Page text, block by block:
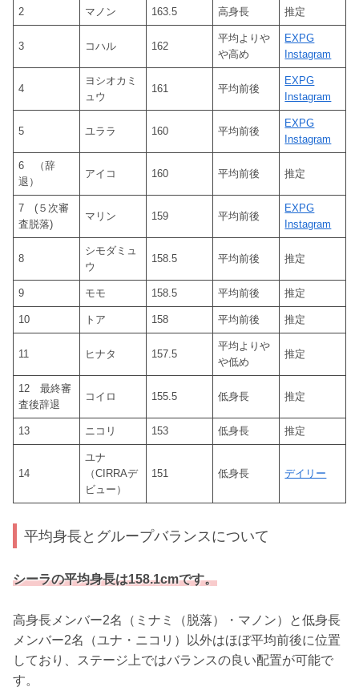
2 マノン 163.5 高身長 推定
3 コハル 162
平均よりや
や高め
EXPG
Instagram
4
ヨシオカミ
ュウ
161 平均前後
EXPG
Instagram
5 ユララ 160 平均前後
EXPG
Instagram
6 （辞
退）
アイコ 160 平均前後 推定
7 (５次審
査脱落)
マリン 159 平均前後
EXPG
Instagram
8
シモダミュ
ウ
158.5 平均前後 推定
9 モモ 158.5 平均前後 推定
10 トア 158 平均前後 推定
11 ヒナタ 157.5
平均よりや
や低め
推定
12 最終審
査後辞退
コイロ 155.5 低身長 推定
13 ニコリ 153 低身長 推定
14
ユナ
（CIRRAデ
ビュー）
151 低身長 デイリー
平均身長とグループバランスについて
シーラの平均身長は158.1cmです。
高身長メンバー2名（ミナミ（脱落）・マノン）と低身長
メンバー2名（ユナ・ニコリ）以外はほぼ平均前後に位置
しており、ステージ上ではバランスの良い配置が可能で
す。